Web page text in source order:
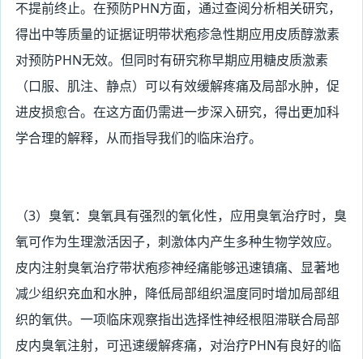
不提前终止。在预防PHN方面，通过查阅分析相关研究，
得出中等质量的证据证明带状疱疹急性期应用皮质醇激素
对预防PHN无效。但同时有研究称早期应用糖皮质激素
（口服、肌注、静点）可以有效缓解疼痛及局部水肿，促
进皮损愈合。在这方面仍需进一步深入研究，得出更加科
学合理的解释，从而指导我们的临床治疗。
（3）臭氧：臭氧具有强烈的氧化性，应用臭氧治疗时，臭
氧可作为生理激活因子，刺激体内产生多种生物学效应。
皮内注射臭氧治疗带状疱疹神经痛能够迅速镇痛、显著地
减少组织充血和水肿，降低局部组织温度同时增加局部组
织的氧供。一项临床观察指出选择性神经根阻滞联合局部
皮内臭氧注射，可迅速缓解疼痛，对治疗PHN有良好的临